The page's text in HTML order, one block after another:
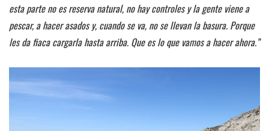
esta parte no es reserva natural, no hay controles y la gente viene a
pescar, a hacer asados y, cuando se va, no se llevan la basura. Porque
les da fiaca cargarla hasta arriba. Que es lo que vamos a hacer ahora.”